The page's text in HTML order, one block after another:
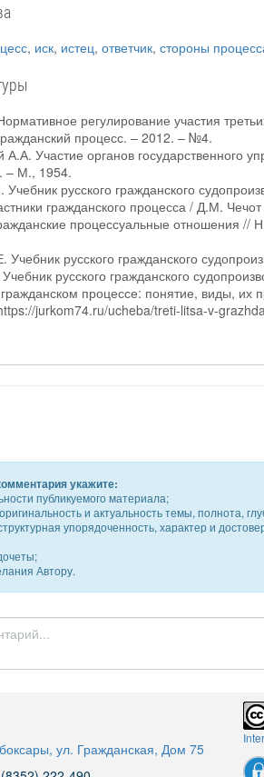
, иск, истец, ответчик, стороны
регулирование участия
процесс. – 2012. – №4.
А.А. Участие органов государственного
– М., 1954.
русского гражданского
гражданского процесса / Д.М.
процессуальные отношения //
русского гражданского
русского гражданского
процессе: понятие, виды,
jurkom74.ru/ucheba/treti-litsa-v-
укажите:
публикуемого материала;
и актуальность темы, полнота,
упорядоченность, характер и
Автору.
ул. Гражданская, Дом 75